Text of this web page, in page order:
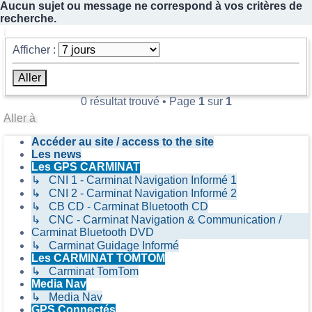
Aucun sujet ou message ne correspond à vos critères de
recherche.
Afficher :
0 résultat trouvé • Page1sur1
Aller à
Accéder au site / access to the site
Les news
Les GPS CARMINAT
↳ CNI 1 - Carminat Navigation Informé 1
↳ CNI 2 - Carminat Navigation Informé 2
↳ CB CD - Carminat Bluetooth CD
↳ CNC - Carminat Navigation & Communication /
Carminat Bluetooth DVD
↳ Carminat Guidage Informé
Les CARMINAT TOMTOM
↳ Carminat TomTom
Media Nav
↳ Media Nav
GPS Connectés